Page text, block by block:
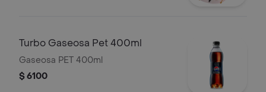
Turbo Gaseosa Pet 400ml
Gaseosa PET 400ml
$ 6100